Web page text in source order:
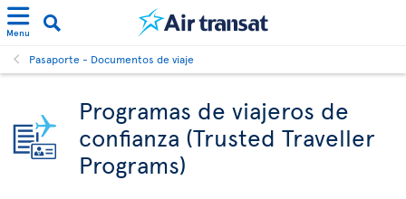
Menu
Pasaporte - Documentos de viaje
Programas de viajeros de
confianza (Trusted Traveller
Programs)